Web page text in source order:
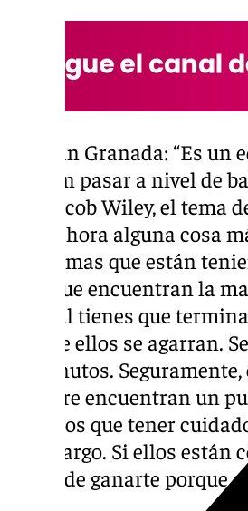
Covirán Granada: “Es
pueden pasar a nivel de
con Jacob Wiley, el
a ver ahora alguna cosa
problemas que están
creo que encuentran la
Al final tienes que
porque ellos se agarran.
10 minutos.
siempre encuentran un
tenemos que tener
haga largo. Si ellos
capaz de ganarte porque